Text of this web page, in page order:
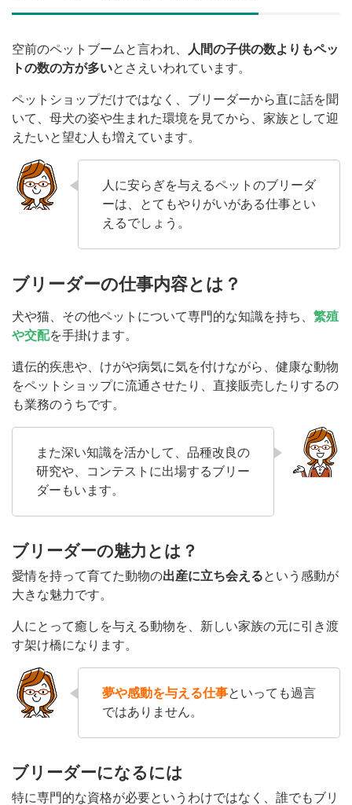
空前のペットブームと言われ、
人間の子供の数よりもペッ
トの数の方が多いとさえいわれています。
ペットショップだけではなく、ブリーダーから直に話を聞
いて、母犬の姿や生まれた環境を見てから、家族として迎
えたいと望む人も増えています。
人に安らぎを与えるペットのブリーダ
ーは、とてもやりがいがある仕事とい
えるでしょう。
ブリーダーの仕事内容とは？
犬や猫、その他ペットについて専門的な知識を持ち、 繁殖
や交配を手掛けます。
遺伝的疾患や、けがや病気に気を付けながら、健康な動物
をペットショップに流通させたり、直接販売したりするの
も業務のうちです。
また深い知識を活かして、品種改良の
研究や、コンテストに出場するブリー
ダーもいます。
ブリーダーの魅力とは？
愛情を持って育てた動物の出産に立ち会えるという感動が
大きな魅力です。
人にとって癒しを与える動物を、新しい家族の元に引き渡
す架け橋になります。
夢や感動を与える仕事といっても過言
ではありません。
ブリーダーになるには
特に専門的な資格が必要というわけではなく、誰でもブリ